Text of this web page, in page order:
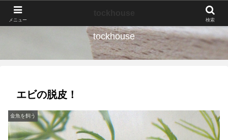
tockhouse
エビの脱皮！
金魚を飼う
メニュー 検索